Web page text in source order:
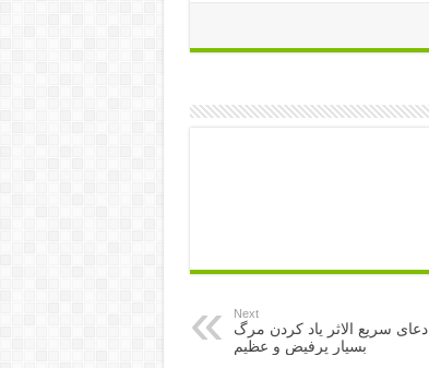
Next
دعای سریع الاثر یاد کردن مرگ
بسیار پرفیض و عظیم